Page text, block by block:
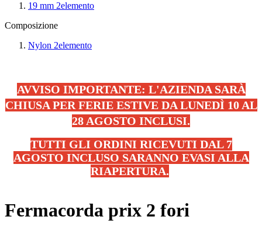
19 mm 2elemento
Composizione
Nylon 2elemento
AVVISO IMPORTANTE: L'AZIENDA SARÀ
CHIUSA PER FERIE ESTIVE DA LUNEDÌ 10 AL
28 AGOSTO INCLUSI.
TUTTI GLI ORDINI RICEVUTI DAL 7
AGOSTO INCLUSO SARANNO EVASI ALLA
RIAPERTURA.
Fermacorda prix 2 fori